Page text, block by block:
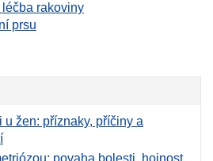
rakoviny
prsu
žen: příznaky, příčiny a
povaha bolesti, hojnost,